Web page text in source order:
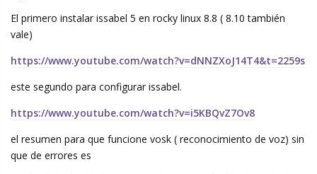
El primero instalar issabel 5 en rocky linux 8.8 ( 8.10 también
vale)
https://www.youtube.com/watch?v=dNNZXoJ14T4&t=2259s
este segundo para configurar issabel.
https://www.youtube.com/watch?v=i5KBQvZ7Ov8
el resumen para que funcione vosk ( reconocimiento de voz) sin
que de errores es